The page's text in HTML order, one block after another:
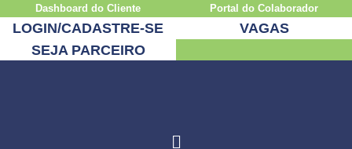
Dashboard do Cliente Portal do Colaborador
LOGIN/CADASTRE-SE
VAGAS
SEJA PARCEIRO